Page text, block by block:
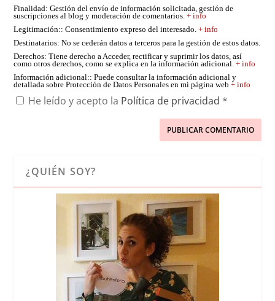
Finalidad: Gestión del envío de información solicitada, gestión de
suscripciones al blog y moderación de comentarios.+ info
Legitimación:: Consentimiento expreso del interesado.+ info
Destinatarios: No se cederán datos a terceros para la gestión de estos datos.
Derechos: Tiene derecho a Acceder, rectificar y suprimir los datos, así
como otros derechos, como se explica en la información adicional.+ info
Información adicional:: Puede consultar la información adicional y
detallada sobre Protección de Datos Personales en mi página web+ info
He leído y acepto la Política de privacidad *
¿QUIÉN SOY?